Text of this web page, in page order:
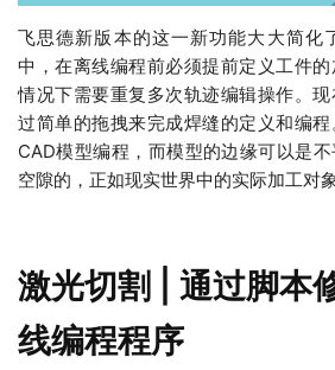
飞思德新版本的这一新功能大大简化
中，在离线编程前必须提前定义工件
情况下需要重复多次轨迹编辑操作。
过简单的拖拽来完成焊缝的定义和编
CAD模型编程，而模型的边缘可以是
空隙的，正如现实世界中的实际加工对象
激光切割 | 通过脚本
线编程程序